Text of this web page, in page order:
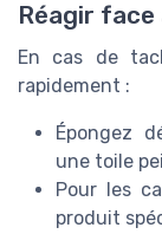
Réagir
En cas de
rapidement :
Épongez
une toile
Pour les
produit